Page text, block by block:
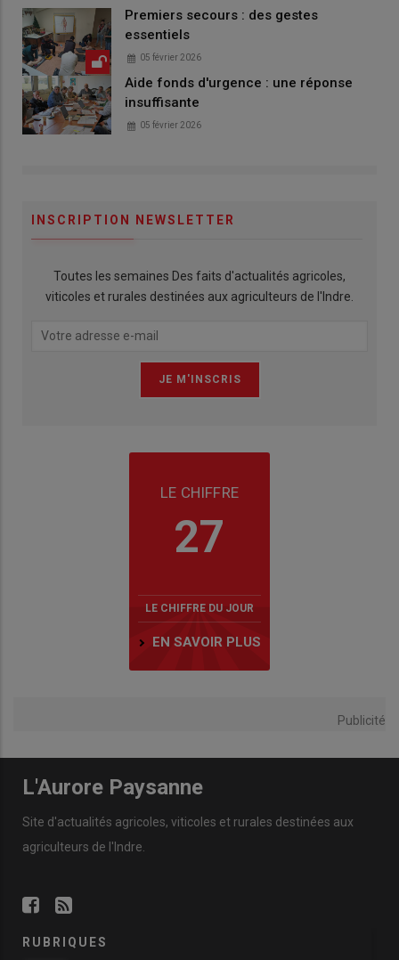
Premiers secours : des gestes
essentiels
05 février 2026
Aide fonds d'urgence : une réponse
insuffisante
05 février 2026
INSCRIPTION NEWSLETTER
Toutes les semaines Des faits d'actualités agricoles,
viticoles et rurales destinées aux agriculteurs de l'Indre.
LE CHIFFRE
27
LE CHIFFRE DU JOUR
EN SAVOIR PLUS
Publicité
L'Aurore Paysanne
Site d'actualités agricoles, viticoles et rurales destinées aux
agriculteurs de l'Indre.
RUBRIQUES